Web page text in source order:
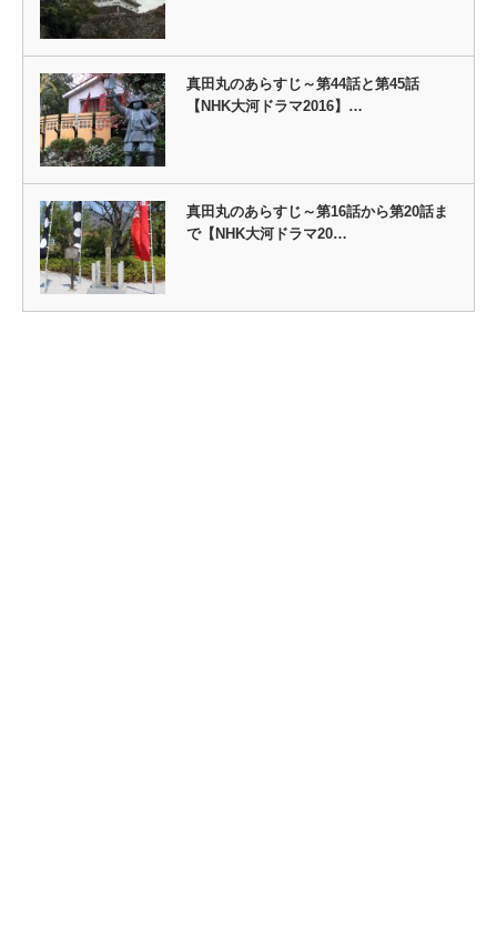
真田丸のあらすじ～第44話と第45話
【NHK大河ドラマ2016】…
真田丸のあらすじ～第16話から第20話ま
で【NHK大河ドラマ20…